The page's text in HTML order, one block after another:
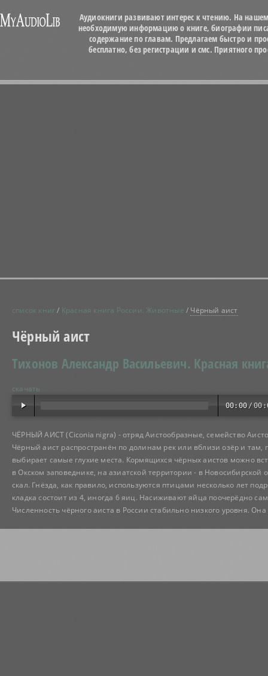
Аудиокниги развивают интерес к чтению. На
необходимую информацию о книге, биографии
содержание по главам. Предлагаем быстро и
бесплатно, без регистрации и смс. Приятного
список книг/ Красная книга России. Животные / Чёрный аист
Чёрный аист
Тихонов Александр Васильевич. Красная
скачать
00:00 /
ЧЁРНЫЙ АИСТ (Ciconia nigra) - отряд Аистообразные, семейство
Чёрный аист распространён по долинам рек или вблизи озёр и там,
выбирает самые глухие места. Кормящихся чёрных аистов можно
в Окском заповеднике, на азиатской территории - в
скал. Гнёзда, как правило, используются птицами несколько лет
кладка состоит из 4, иногда 6 яиц. Насиживают яйца поочерёдно
Численность чёрного аиста в России стабильно низкого уровня.